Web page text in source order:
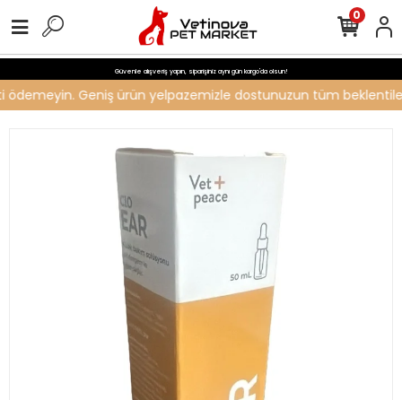
Güvenle alışveriş yapın, siparişiniz aynı gün kargo'da olsun!
Geniş ürün yelpazemizle dostunuzun tüm
0